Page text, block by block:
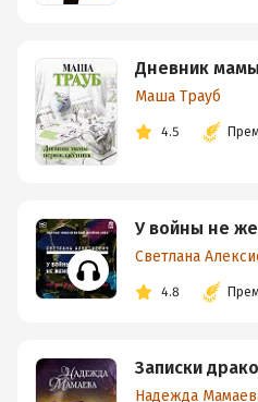
Дневник
Маша Трауб
4.5
У войны не
Светлана
4.8
Записки
Надежда